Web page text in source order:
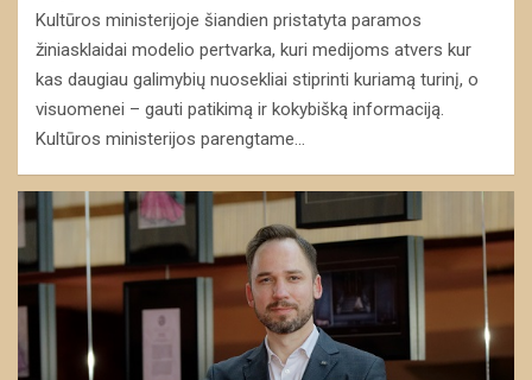
Kultūros ministerijoje šiandien pristatyta paramos
žiniasklaidai modelio pertvarka, kuri medijoms atvers kur
kas daugiau galimybių nuosekliai stiprinti kuriamą turinį, o
visuomenei – gauti patikimą ir kokybišką informaciją.
Kultūros ministerijos parengtame…